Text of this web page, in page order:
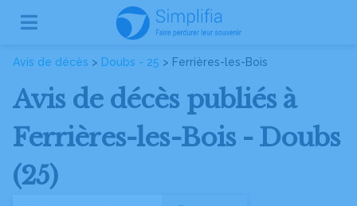
Avis de décès > Doubs - 25 > Ferrières-les-Bois
Avis de décès publiés à
Ferrières-les-Bois - Doubs
(25)